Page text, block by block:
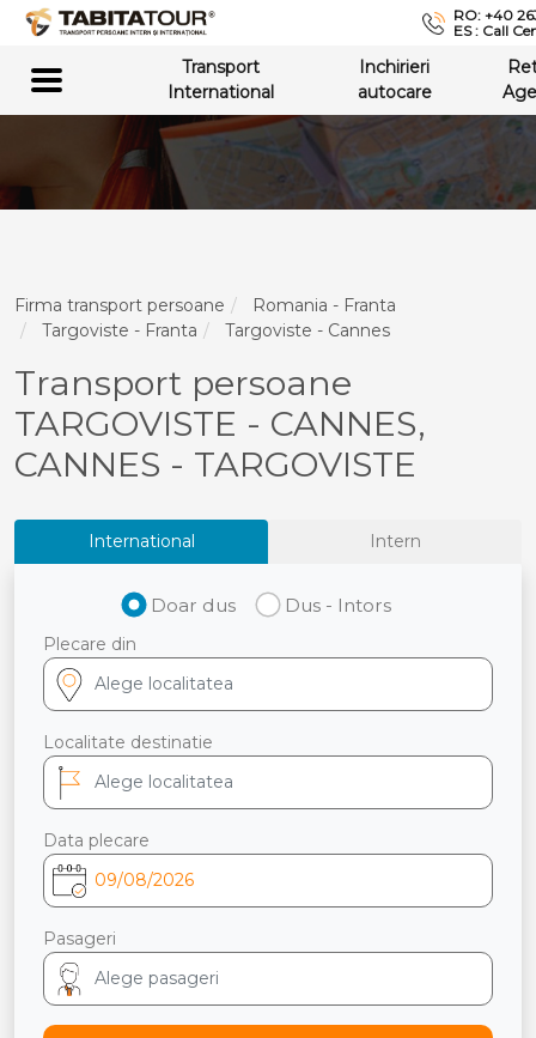
RO: +40
ES : Call
Transport
International
Inchirieri
autocare
Firma transport persoane
Romania - Franta
Targoviste - Franta
Targoviste - Cannes
Transport persoane
TARGOVISTE - CANNES,
CANNES - TARGOVISTE
International Intern
Doar dus Dus - Intors
Plecare din
Localitate destinatie
Data plecare
Pasageri